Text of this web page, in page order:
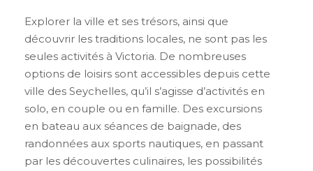
Explorer la ville et ses trésors, ainsi que
découvrir les traditions locales, ne sont pas les
seules activités à Victoria. De nombreuses
options de loisirs sont accessibles depuis cette
ville des Seychelles, qu’il s’agisse d’activités en
solo, en couple ou en famille. Des excursions
en bateau aux séances de baignade, des
randonnées aux sports nautiques, en passant
par les découvertes culinaires, les possibilités